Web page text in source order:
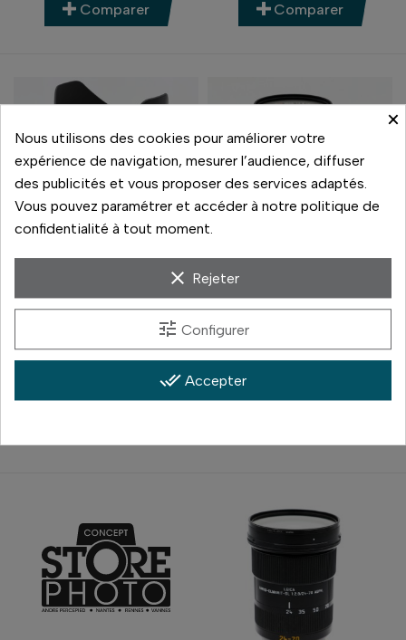
Comparer Comparer
FUJI XF 10-24 MM F4 R
590,00 €
FUJIFILM XF 90 2 R LM
590,00 €
×
Nous utilisons des cookies pour améliorer votre
expérience de navigation, mesurer l’audience, diffuser
des publicités et vous proposer des services adaptés.
Vous pouvez paramétrer et accéder à notre politique de
confidentialité à tout moment.
clear Rejeter
tune Configurer
done_all Accepter